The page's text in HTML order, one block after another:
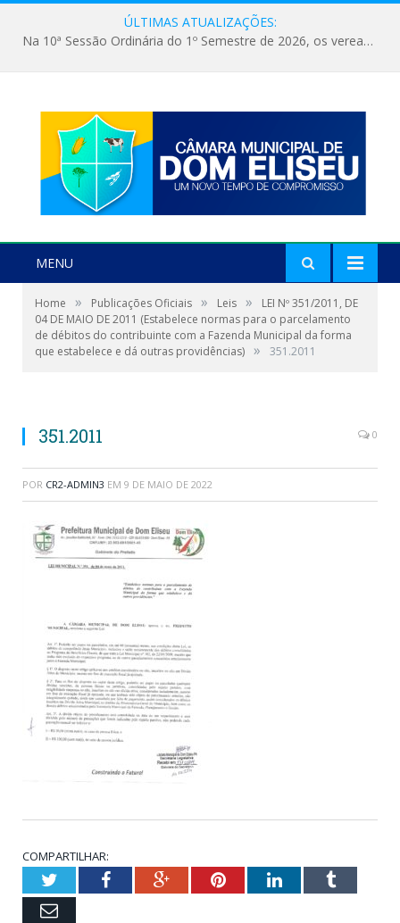
ÚLTIMAS ATUALIZAÇÕES:
Na 10ª Sessão Ordinária do 1º Semestre de 2026, os vereadores receberam a nova comandante do 51º Batalhão de Polícia Militar, a Major Alessandra Lopes Leal Bandeira. A visita institucional proporcionou a apresentação da oficial aos parlamentares e reforçou o compromisso de cooperação entre a Polícia Militar e o Poder Legislativo em prol da segurança da população.
MENU
Home » Publicações Oficiais » Leis »
LEI Nº 351/2011, DE
04 DE MAIO DE 2011 (Estabelece normas para o parcelamento
de débitos do contribuinte com a Fazenda Municipal da forma
que estabelece e dá outras providências) » 351.2011
351.2011 0
POR CR2-ADMIN3 EM 9 DE MAIO DE 2022
COMPARTILHAR:
TwitterFacebookGoogle+PinterestLinkedInTumblr
Email